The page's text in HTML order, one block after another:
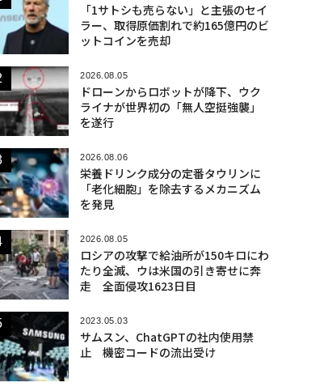
「1サトシも売らない」と主張のセイ
ラー、取得原価割れで約165億円のビ
ットコインを売却
2026.08.05
ドローンからロボットが降下、ウク
ライナが世界初の「無人空挺強襲」
を遂行
2026.08.06
栄養ドリンク成分の定番タウリンに
「老化細胞」を除去するメカニズム
を発見
2026.08.05
ロシアの攻撃で給油所が150キロにわ
たり全滅、ウは米国の引き寄せに奔
走 全面侵攻1623日目
2023.05.03
サムスン、ChatGPTの社内使用禁
止 機密コードの流出受け